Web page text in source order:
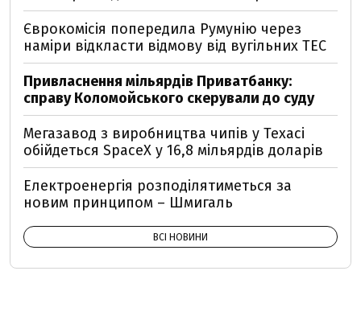
Єврокомісія попередила Румунію через
наміри відкласти відмову від вугільних ТЕС
Привласнення мільярдів Приватбанку:
справу Коломойського скерували до суду
Мегазавод з виробництва чипів у Техасі
обійдеться SpaceX у 16,8 мільярдів доларів
Електроенергія розподілятиметься за
новим принципом – Шмигаль
ВСІ НОВИНИ